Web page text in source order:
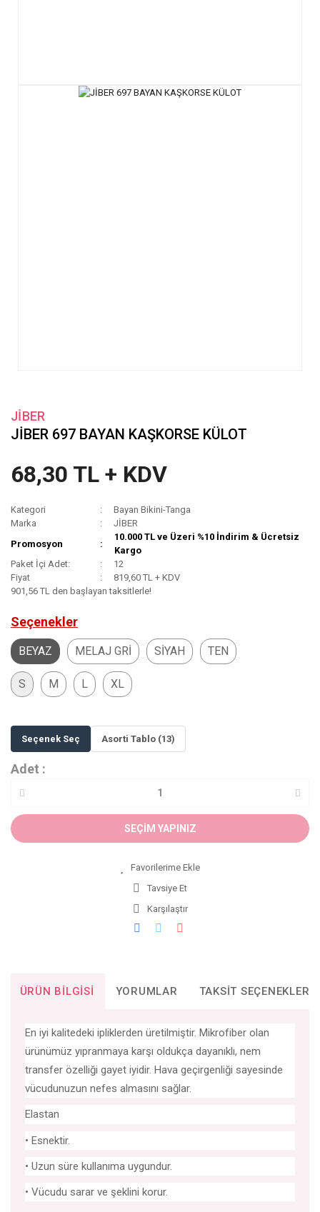
JİBER
JİBER 697 BAYAN KAŞKORSE KÜLOT
68,30 TL + KDV
Kategori
Bayan Bikini-Tanga
Marka
JİBER
Promosyon
10.000 TL ve Üzeri %10 İndirim & Ücretsiz
Kargo
Paket İçi Adet:
12
Fiyat
819,60 TL + KDV
901,56 TL den başlayan taksitlerle!
Seçenekler
BEYAZ MELAJ GRİ SİYAH TEN
S M L XL
Seçenek Seç Asorti Tablo (13)
Adet :
SEÇİM YAPINIZ
Tavsiye Et
Karşılaştır
ÜRÜN BILGISI YORUMLAR TAKSIT SEÇENEKLERI
En iyi kalitedeki ipliklerden üretilmiştir. Mikrofiber olan
ürünümüz yıpranmaya karşı oldukça dayanıklı, nem
transfer özelliği gayet iyidir. Hava geçirgenliği sayesinde
vücudunuzun nefes almasını sağlar.
Elastan
• Esnektir.
• Uzun süre kullanıma uygundur.
• Vücudu sarar ve şeklini korur.